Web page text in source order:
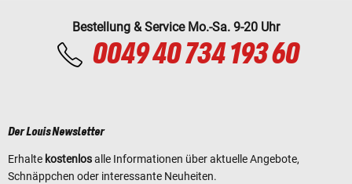
Bestellung & Service Mo.-Sa. 9-20 Uhr
0049 40 734 193 60
Der Louis Newsletter
Erhalte kostenlosalle Informationen über aktuelle Angebote,
Schnäppchen oder interessante Neuheiten.